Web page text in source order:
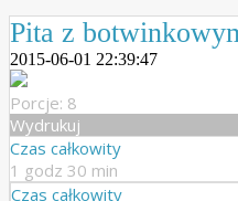
Pita z
2015-06-01 22:39:47
Porcje: 8
Wydrukuj
Czas całkowity
1 godz 30 min
Czas całkowity